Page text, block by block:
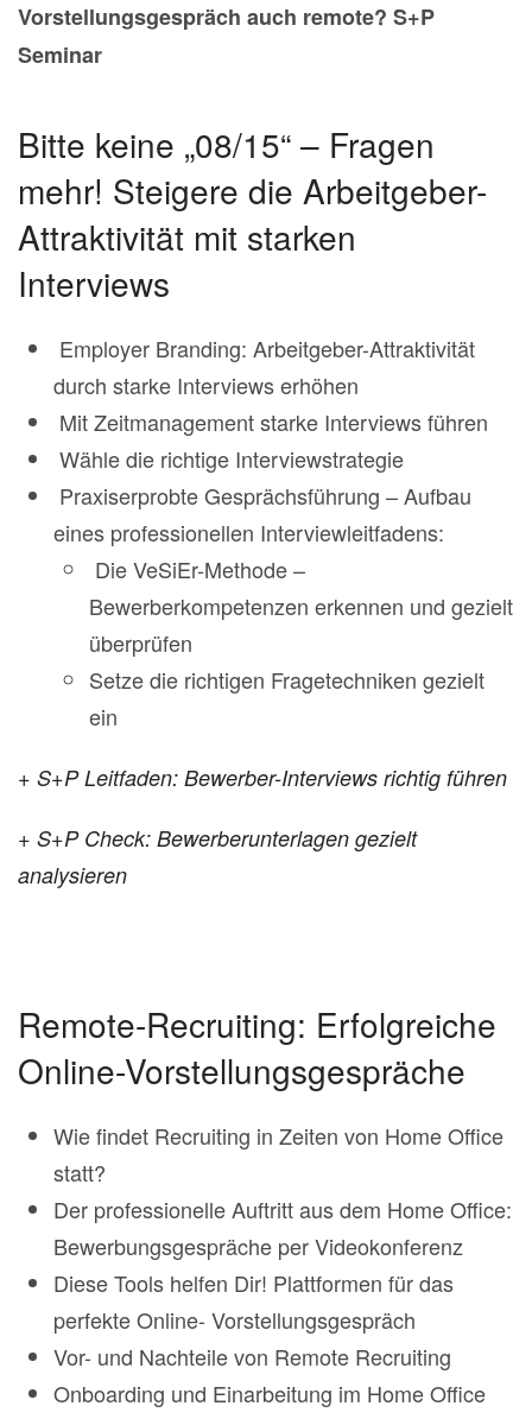
Vorstellungsgespräch auch remote? S+P
Seminar
Bitte keine „08/15“ – Fragen
mehr! Steigere die Arbeitgeber-
Attraktivität mit starken
Interviews
Employer Branding: Arbeitgeber-Attraktivität
durch starke Interviews erhöhen
Mit Zeitmanagement starke Interviews führen
Wähle die richtige Interviewstrategie
Praxiserprobte Gesprächsführung – Aufbau
eines professionellen Interviewleitfadens:
Die VeSiEr-Methode –
Bewerberkompetenzen erkennen und gezielt
überprüfen
Setze die richtigen Fragetechniken gezielt
ein
+ S+P Leitfaden: Bewerber-Interviews richtig führen
+ S+P Check: Bewerberunterlagen gezielt
analysieren
Remote-Recruiting: Erfolgreiche
Online-Vorstellungsgespräche
Wie findet Recruiting in Zeiten von Home Office
statt?
Der professionelle Auftritt aus dem Home Office:
Bewerbungsgespräche per Videokonferenz
Diese Tools helfen Dir! Plattformen für das
perfekte Online- Vorstellungsgespräch
Vor- und Nachteile von Remote Recruiting
Onboarding und Einarbeitung im Home Office